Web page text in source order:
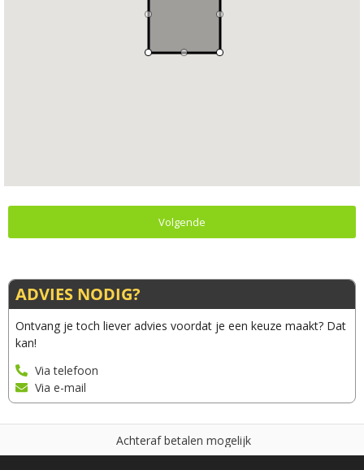
Volgende
ADVIES NODIG?
Ontvang je toch liever advies voordat je een keuze maakt? Dat
kan!
Via telefoon
Via e-mail
Achteraf betalen mogelijk